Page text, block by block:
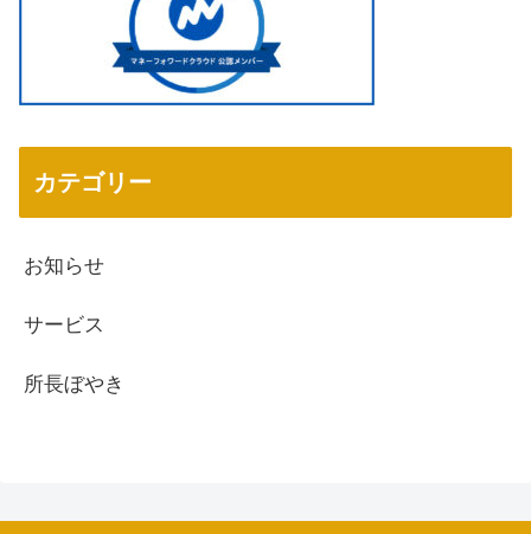
カテゴリー
お知らせ
サービス
所長ぼやき